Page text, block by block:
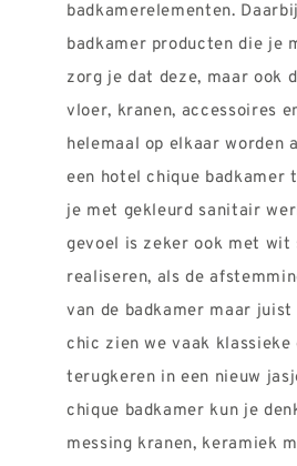
badkamerelementen.
badkamer producten die je
zorg je dat deze, maar ook
vloer, kranen, accessoires
helemaal op elkaar worden
een hotel chique badkamer
je met gekleurd sanitair
gevoel is zeker ook met
realiseren, als de
van de badkamer maar
chic zien we vaak klassieke
terugkeren in een nieuw
chique badkamer kun je
messing kranen, keramiek